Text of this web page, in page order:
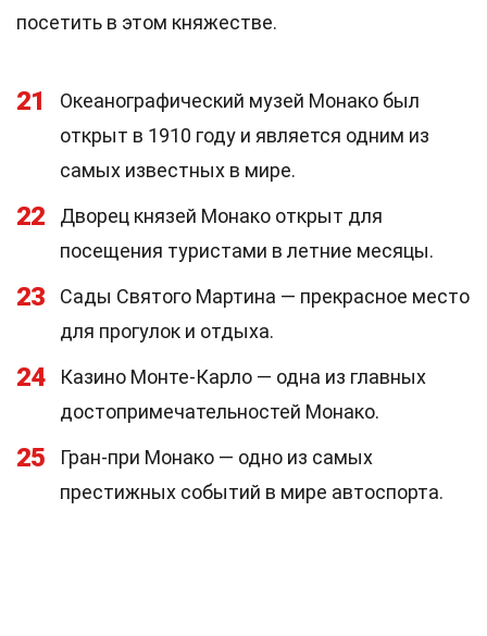
посетить в этом княжестве.
21
Океанографический музей Монако был
открыт в 1910 году и является одним из
самых известных в мире.
22
Дворец князей Монако открыт для
посещения туристами в летние месяцы.
23
Сады Святого Мартина — прекрасное место
для прогулок и отдыха.
24
Казино Монте-Карло — одна из главных
достопримечательностей Монако.
25
Гран-при Монако — одно из самых
престижных событий в мире автоспорта.